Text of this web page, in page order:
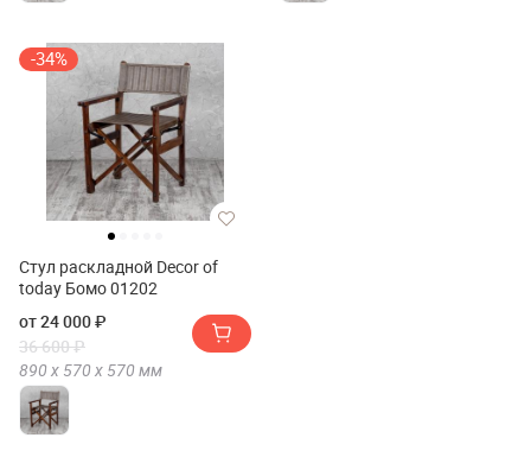
-34%
Стул раскладной Decor of
today Бомо 01202
от 24 000 ₽
36 600 ₽
890 х 570 х 570 мм